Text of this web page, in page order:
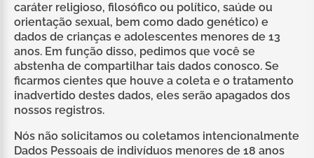
caráter religioso, filosófico ou político, saúde ou
orientação sexual, bem como dado genético) e
dados de crianças e adolescentes menores de 13
anos. Em função disso, pedimos que você se
abstenha de compartilhar tais dados conosco. Se
ficarmos cientes que houve a coleta e o tratamento
inadvertido destes dados, eles serão apagados dos
nossos registros.
Nós não solicitamos ou coletamos intencionalmente
Dados Pessoais de indivíduos menores de 18 anos